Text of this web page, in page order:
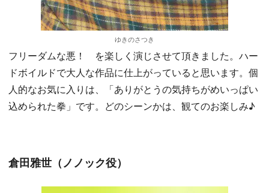
ゆきのさつき
フリーダムな悪！ を楽しく演じさせて頂きました。ハー
ドボイルドで大人な作品に仕上がっていると思います。個
人的なお気に入りは、「ありがとうの気持ちがめいっぱい
込められた拳」です。どのシーンかは、観てのお楽しみ♪
倉田雅世（ノノック役）